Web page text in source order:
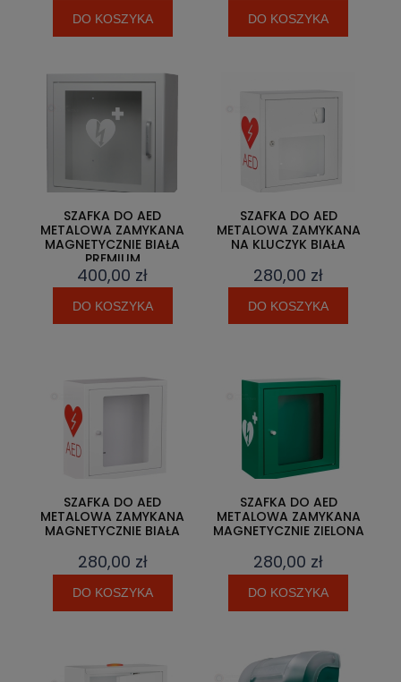
DO KOSZYKA DO KOSZYKA
SZAFKA DO AED
METALOWA ZAMYKANA
MAGNETYCZNIE BIAŁA
PREMIUM
400,00 zł
DO KOSZYKA
SZAFKA DO AED
METALOWA ZAMYKANA
NA KLUCZYK BIAŁA
280,00 zł
DO KOSZYKA
SZAFKA DO AED
METALOWA ZAMYKANA
MAGNETYCZNIE BIAŁA
280,00 zł
DO KOSZYKA
SZAFKA DO AED
METALOWA ZAMYKANA
MAGNETYCZNIE ZIELONA
280,00 zł
DO KOSZYKA